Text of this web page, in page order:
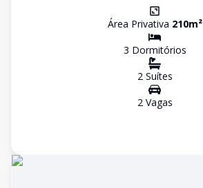
Área Privativa 210m²
3 Dormitórios
2Suítes
2Vagas